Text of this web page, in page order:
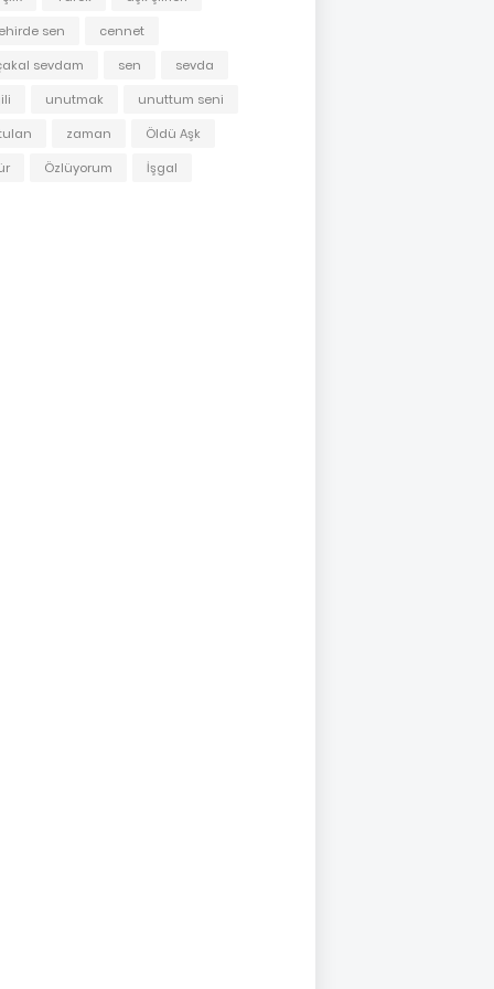
sen
cennet
sevdam
sen
sevda
unutmak
unuttum seni
zaman
Öldü Aşk
Özlüyorum İşgal